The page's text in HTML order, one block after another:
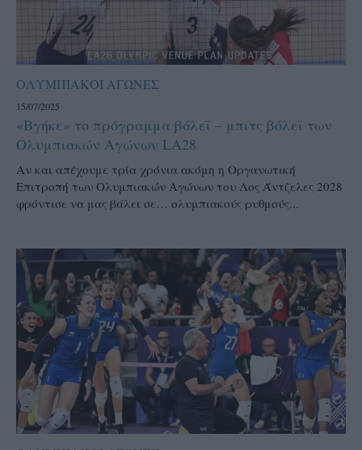
ΟΛΥΜΠΙΑΚΟΙ ΑΓΩΝΕΣ
15/07/2025
«Βγήκε» το πρόγραμμα βόλεϊ – μπιτς βόλεϊ των
Ολυμπιακών Αγώνων LA28
Αν και απέχουμε τρία χρόνια ακόμη η Οργανωτική
Επιτροπή των Ολυμπιακών Αγώνων του Λος Άντζελες 2028
φρόντισε να μας βάλει σε… ολυμπιακούς ρυθμούς...